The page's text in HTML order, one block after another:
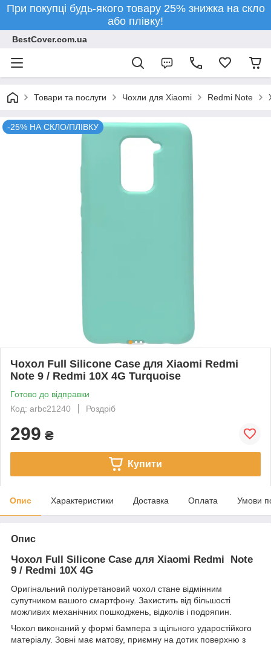
При покупці будь-якого товару 25% знижка на скло
або плівку!
BestCover.com.ua
Товари та послуги Чохли для Xiaomi Redmi Note
-25% НА СКЛО/ПЛІВКУ
Чохол Full Silicone Case для Xiaomi Redmi
Note 9 / Redmi 10X 4G Turquoise
Готово до відправки
Код: arbc21240
Роздріб
299 ₴
Купити
Опис Характеристики Доставка Оплата Умови
Опис
Чохол Full Silicone Case для Xiaomi Redmi Note
9 / Redmi 10X 4G
Оригінальний поліуретановий чохол стане відмінним
супутником вашого смартфону. Захистить від більшості
можливих механічних пошкоджень, відколів і подряпин.
Чохол виконаний у формі бампера з щільного ударостійкого
матеріалу. Зовні має матову, приємну на дотик поверхню з